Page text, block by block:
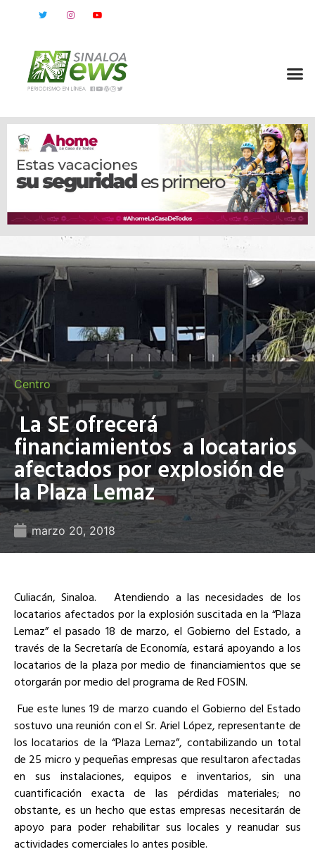
Centro
La SE ofrecerá
financiamientos a locatarios
afectados por explosión de
la Plaza Lemaz
marzo 20, 2018
Culiacán, Sinaloa.
Atendiendo a las necesidades de los
locatarios afectados por la explosión suscitada en la “Plaza
Lemaz” el pasado 18 de marzo, el Gobierno del Estado, a
través de la Secretaría de Economía, estará apoyando a los
locatarios de la plaza por medio de financiamientos que se
otorgarán por medio del programa de Red FOSIN.
Fue este lunes 19 de marzo cuando el Gobierno del Estado
sostuvo una reunión con el Sr. Ariel López, representante de
los locatarios de la “Plaza Lemaz”, contabilizando un total
de 25 micro y pequeñas empresas que resultaron afectadas
en sus instalaciones, equipos e inventarios, sin una
cuantificación exacta de las pérdidas materiales; no
obstante, es un hecho que estas empresas necesitarán de
apoyo para poder rehabilitar sus locales y reanudar sus
actividades comerciales lo antes posible.